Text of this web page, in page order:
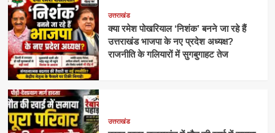
उत्तराखंड
क्या रमेश पोखरियाल ‘निशंक’ बनने जा रहे हैं
उत्तराखंड भाजपा के नए प्रदेश अध्यक्ष?
राजनीति के गलियारों में सुगबुगाहट तेज
उत्तराखंड